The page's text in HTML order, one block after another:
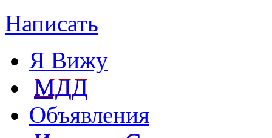
Написать
Я Вижу
МДД
Объявления